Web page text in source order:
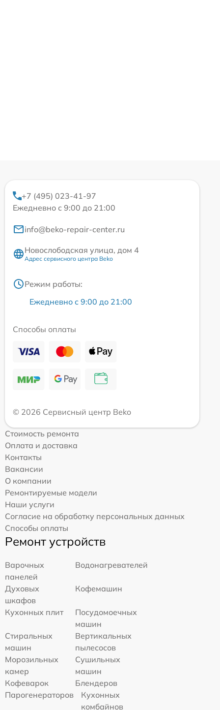
+7 (495) 023-41-97
Ежедневно с 9:00 до 21:00
info@beko-repair-center.ru
Новослободская улица, дом 4
Адрес сервисного центра Beko
Режим работы:
Ежедневно с 9:00 до 21:00
Способы оплаты
© 2026 Сервисный центр Beko
Стоимость ремонта
Оплата и доставка
Контакты
Вакансии
О компании
Ремонтируемые модели
Наши услуги
Согласие на обработку персональных данных
Способы оплаты
Ремонт устройств
Варочных
панелей
Водонагревателей
Духовых
шкафов
Кофемашин
Кухонных плит
Посудомоечных
машин
Стиральных
машин
Вертикальных
пылесосов
Морозильных
камер
Сушильных
машин
Кофеварок
Блендеров
Парогенераторов
Кухонных
комбайнов